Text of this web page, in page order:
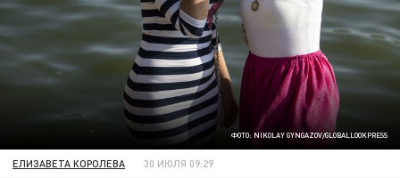
ФОТО: NIKOLAY GYNGAZOV/GLOBALLOOKPRESS
ЕЛИЗАВЕТА КОРОЛЕВА 30 ИЮЛЯ 09:29